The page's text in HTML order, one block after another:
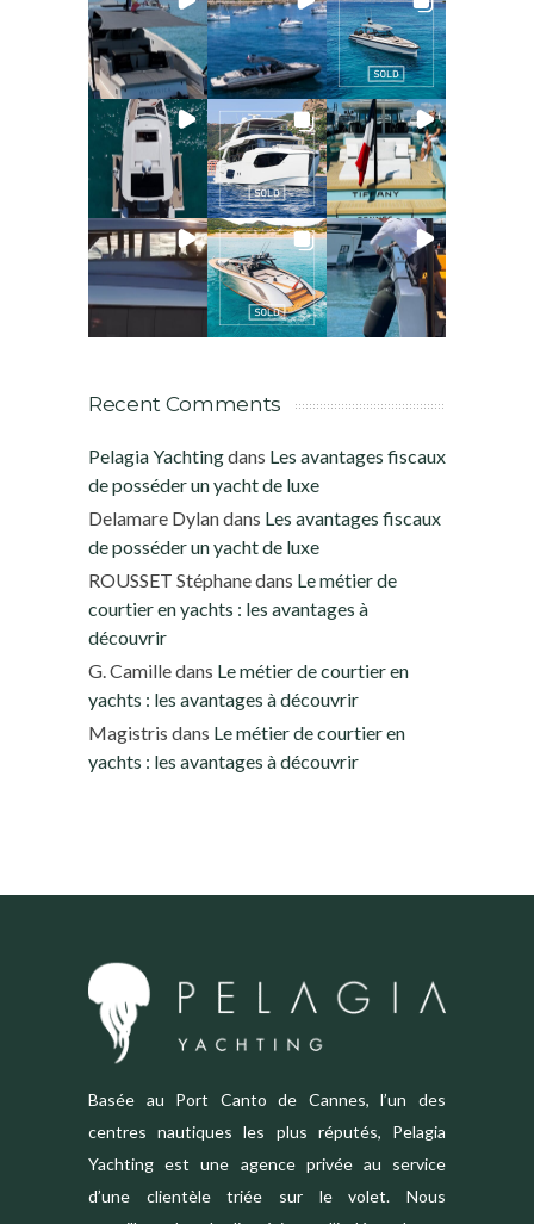
Recent Comments
Pelagia Yachtingdans Les avantages fiscaux
de posséder un yacht de luxe
Delamare Dylandans Les avantages fiscaux
de posséder un yacht de luxe
ROUSSET Stéphanedans Le métier de
courtier en yachts : les avantages à
découvrir
G. Camilledans Le métier de courtier en
yachts : les avantages à découvrir
Magistris dans Le métier de courtier en
yachts : les avantages à découvrir
Basée au Port Canto de Cannes, l’un des
centres nautiques les plus réputés, Pelagia
Yachting est une agence privée au service
d’une clientèle triée sur le volet. Nous